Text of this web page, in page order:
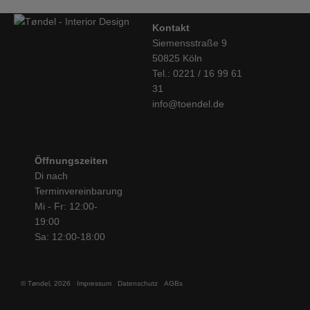
Kontakt
Siemensstraße 9
50825 Köln
Tel.: 0221 / 16 99 61
31
info@toendel.de
Öffnungszeiten
Di nach
Terminvereinbarung
Mi - Fr: 12:00-
19:00
Sa: 12:00-18:00
© Tøndel, 2026 Impressum Datenschutz AGBs